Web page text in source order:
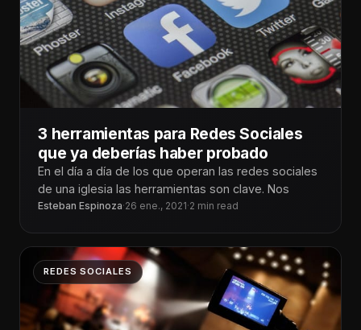
3 herramientas para Redes Sociales
que ya deberías haber probado
En el día a día de los que operan las redes sociales
de una iglesia las herramientas son clave. Nos
Esteban Espinoza·26 ene., 2021·2 min read
REDES SOCIALES